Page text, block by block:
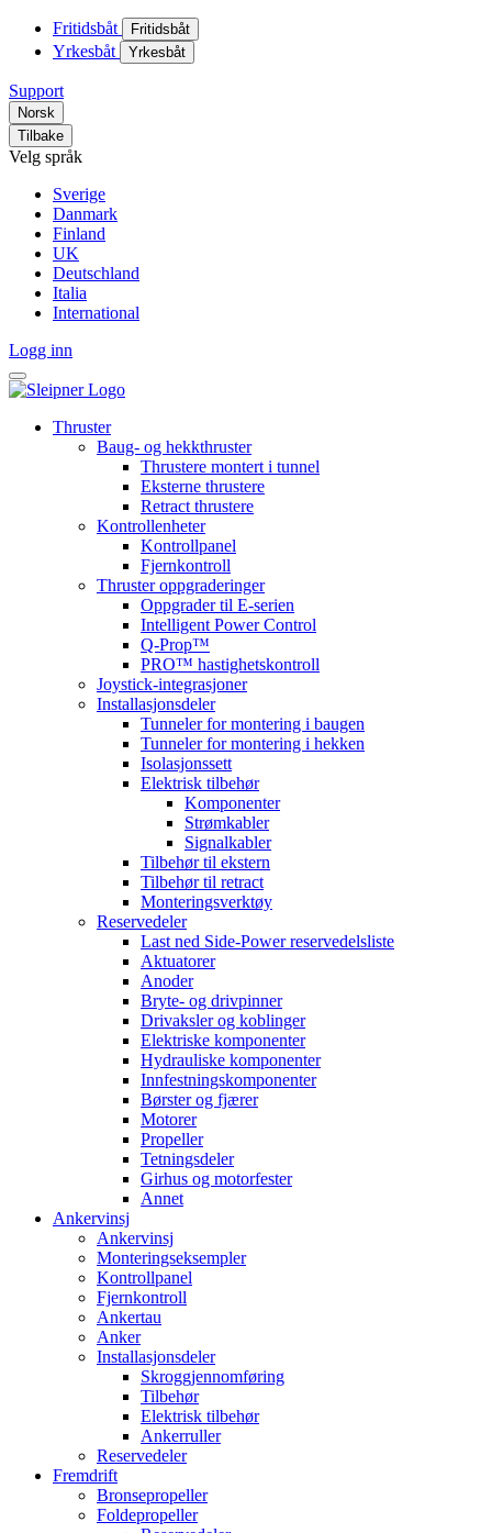
Fritidsbåt Fritidsbåt
Yrkesbåt Yrkesbåt
Support
Norsk
Tilbake
Velg språk
Sverige
Danmark
Finland
UK
Deutschland
Italia
International
Logg inn
Thruster
Baug- og hekkthruster
Thrustere montert i tunnel
Eksterne thrustere
Retract thrustere
Kontrollenheter
Kontrollpanel
Fjernkontroll
Thruster oppgraderinger
Oppgrader til E-serien
Intelligent Power Control
Q-Prop™
PRO™ hastighetskontroll
Joystick-integrasjoner
Installasjonsdeler
Tunneler for montering i baugen
Tunneler for montering i hekken
Isolasjonssett
Elektrisk tilbehør
Komponenter
Strømkabler
Signalkabler
Tilbehør til ekstern
Tilbehør til retract
Monteringsverktøy
Reservedeler
Last ned Side-Power reservedelsliste
Aktuatorer
Anoder
Bryte- og drivpinner
Drivaksler og koblinger
Elektriske komponenter
Hydrauliske komponenter
Innfestningskomponenter
Børster og fjærer
Motorer
Propeller
Tetningsdeler
Girhus og motorfester
Annet
Ankervinsj
Ankervinsj
Monteringseksempler
Kontrollpanel
Fjernkontroll
Ankertau
Anker
Installasjonsdeler
Skroggjennomføring
Tilbehør
Elektrisk tilbehør
Ankerruller
Reservedeler
Fremdrift
Bronsepropeller
Foldepropeller